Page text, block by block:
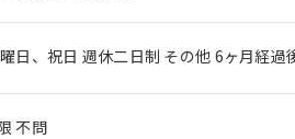
日、祝日 週休二日制 その他 6ヶ月経過
不問